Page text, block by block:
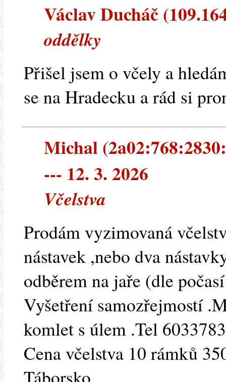
Václav Ducháč
oddělky
Přišel jsem o včely a
se na Hradecku a rád si
Michal
--- 12. 3. 2026
Včelstva
Prodám vyzimovaná
nástavek ,nebo dva
odběrem na jaře (dle
Vyšetření samozřejmostí
komlet s úlem .Tel
Cena včelstva 10 rámků
Táborsko